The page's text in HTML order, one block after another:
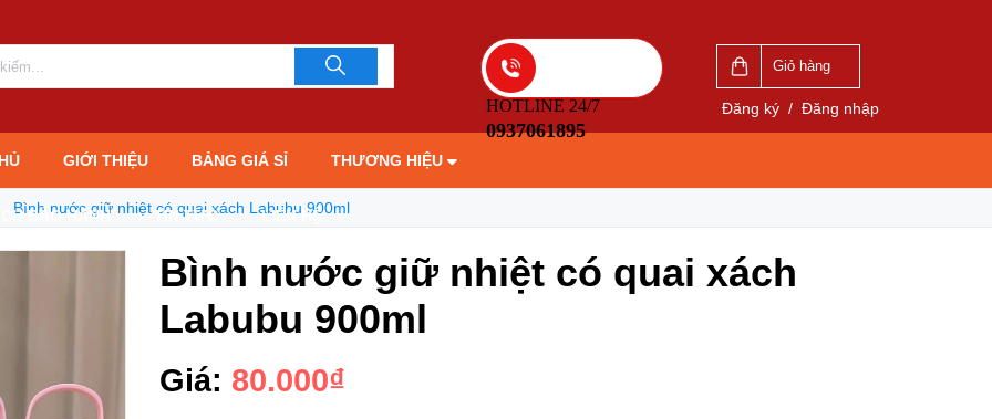
HOTLINE 24/7
0937061895
Giỏ hàng
Đăng ký / Đăng nhập
GIỚI THIỆU BẢNG GIÁ SỈ THƯƠNG HIỆU
BẢO HÀNH TIN TỨC LIÊN HỆ
Bình nước giữ nhiệt có quai xách Labubu 900ml
Bình nước giữ nhiệt có quai xách
Labubu 900ml
Giá: 80.000₫
0937061895 0937061895